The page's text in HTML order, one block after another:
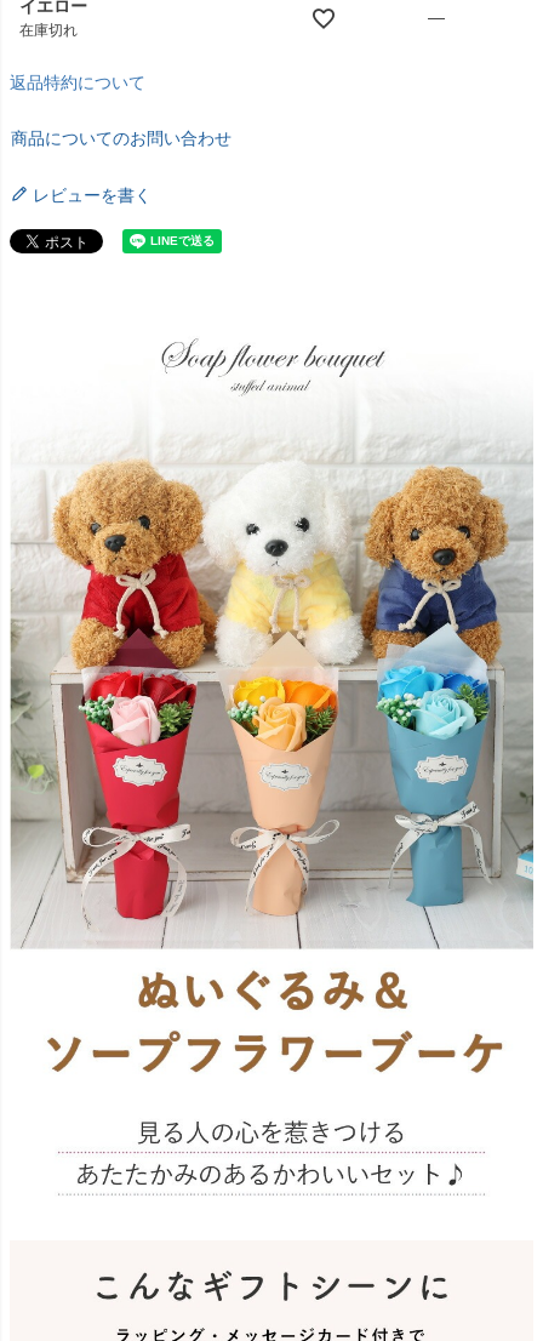
イエロー
在庫切れ
—
返品特約について
商品についてのお問い合わせ
レビューを書く